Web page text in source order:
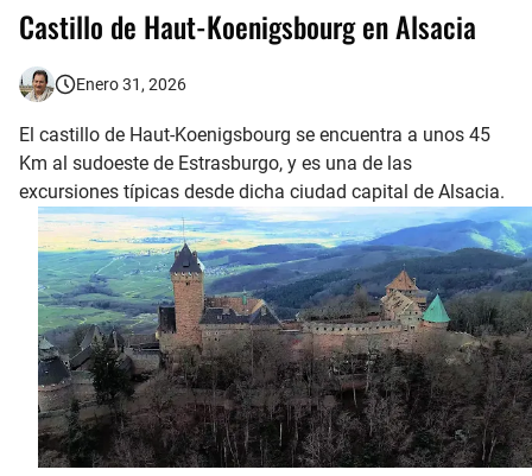
Las Gárgolas y Quimeras de la Catedral de Notre-Dame
Castillo de Haut-Koenigsbourg en Alsacia
Enero 31, 2026
El castillo de Haut-Koenigsbourg se encuentra a unos 45
Km al sudoeste de Estrasburgo, y es una de las
excursiones típicas desde dicha ciudad capital de Alsacia.